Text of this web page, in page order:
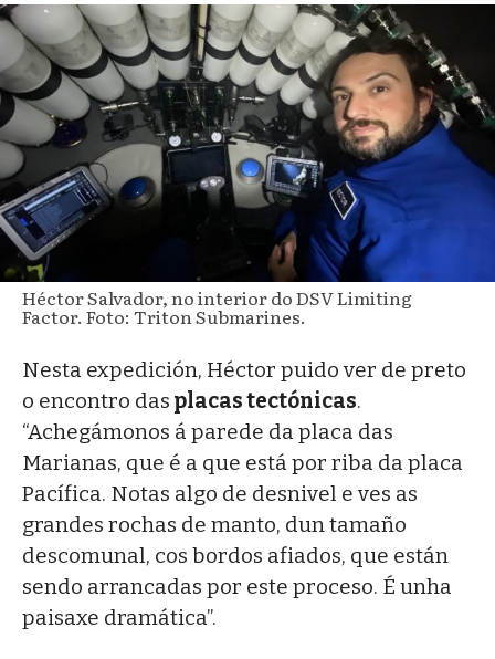
Héctor Salvador, no interior do DSV Limiting
Factor. Foto: Triton Submarines.
Nesta expedición, Héctor puido ver de preto
o encontro das placas tectónicas.
“Achegámonos á parede da placa das
Marianas, que é a que está por riba da placa
Pacífica. Notas algo de desnivel e ves as
grandes rochas de manto, dun tamaño
descomunal, cos bordos afiados, que están
sendo arrancadas por este proceso. É unha
paisaxe dramática”.